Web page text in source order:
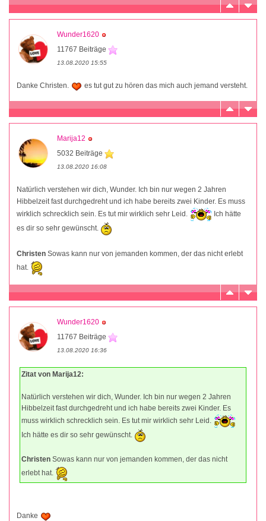
Wunder1620
11767 Beiträge
13.08.2020 15:55
Danke Christen. es tut gut zu hören das mich auch jemand versteht.
Marija12
5032 Beiträge
13.08.2020 16:08
Natürlich verstehen wir dich, Wunder. Ich bin nur wegen 2 Jahren
Hibbelzeit fast durchgedreht und ich habe bereits zwei Kinder. Es muss
wirklich schrecklich sein. Es tut mir wirklich sehr Leid.
Ich hätte
es dir so sehr gewünscht.
Christen Sowas kann nur von jemanden kommen, der das nicht erlebt
hat.
Wunder1620
11767 Beiträge
13.08.2020 16:36
Zitat von Marija12:
Natürlich verstehen wir dich, Wunder. Ich bin nur wegen 2 Jahren
Hibbelzeit fast durchgedreht und ich habe bereits zwei Kinder. Es
muss wirklich schrecklich sein. Es tut mir wirklich sehr Leid.
Ich hätte es dir so sehr gewünscht.
Christen Sowas kann nur von jemanden kommen, der das nicht
erlebt hat.
Danke